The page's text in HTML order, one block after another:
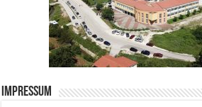
Impressum